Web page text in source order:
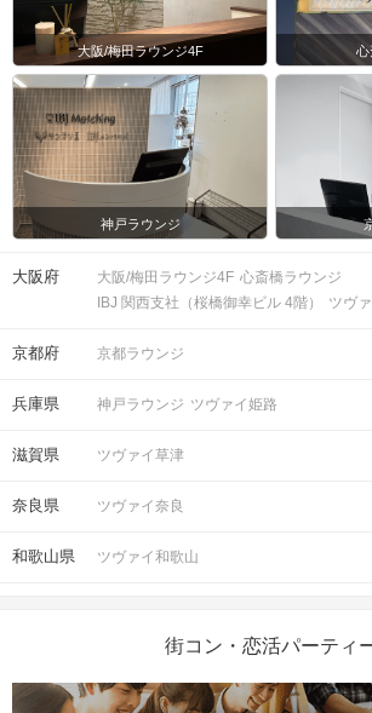
大阪/梅田ラウンジ4F 心
神戸ラウンジ
大阪府 大阪/梅田ラウンジ4F 心斎橋ラウンジ
IBJ 関西支社（桜橋御幸ビル 4階）
ツヴ
京都府 京都ラウンジ
兵庫県 神戸ラウンジ ツヴァイ姫路
滋賀県 ツヴァイ草津
奈良県 ツヴァイ奈良
和歌山県 ツヴァイ和歌山
街コン・恋活パーティ